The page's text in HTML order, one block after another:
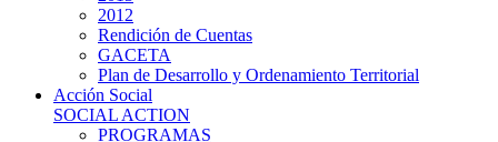
2012
Rendición de Cuentas
GACETA
Plan de Desarrollo y Ordenamiento Territorial
Acción Social
SOCIAL ACTION
PROGRAMAS